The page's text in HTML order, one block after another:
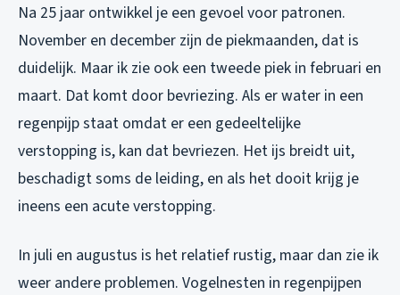
Na 25 jaar ontwikkel je een gevoel voor patronen.
November en december zijn de piekmaanden, dat is
duidelijk. Maar ik zie ook een tweede piek in februari en
maart. Dat komt door bevriezing. Als er water in een
regenpijp staat omdat er een gedeeltelijke
verstopping is, kan dat bevriezen. Het ijs breidt uit,
beschadigt soms de leiding, en als het dooit krijg je
ineens een acute verstopping.
In juli en augustus is het relatief rustig, maar dan zie ik
weer andere problemen. Vogelnesten in regenpijpen